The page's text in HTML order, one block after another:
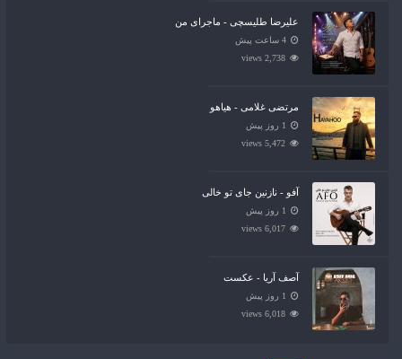
علیرضا طلیسچی - ماجرای من
4 ساعت پیش
2,738 views
مرتضی غلامی - هیاهو
1 روز پیش
5,472 views
آفو - نازنین جای تو خالی
1 روز پیش
6,017 views
آصف آریا - عکست
1 روز پیش
6,018 views